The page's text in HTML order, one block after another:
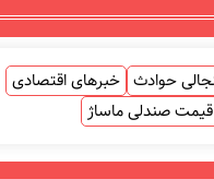
حوادث خبرهای اقتصادی
قیمت صندلی ماساژ